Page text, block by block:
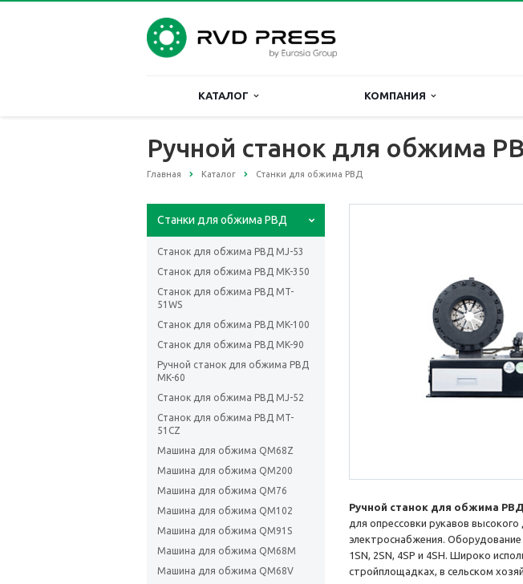
КАТАЛОГ КОМПАНИЯ
Ручной станок для обжима
Главная Каталог Станки для обжима РВД
Станки для обжима РВД
Cтанок для обжима РВД MJ-53
Станок для обжима РВД MK-350
Станок для обжима РВД MT-
51WS
Станок для обжима РВД MK-100
Станок для обжима РВД MK-90
Ручной станок для обжима РВД
MK-60
Станок для обжима РВД МJ-52
Станок для обжима РВД MT-
51CZ
Машина для обжима QM68Z
Машина для обжима QM200
Машина для обжима QM76
Машина для обжима QM102
Машина для обжима QM91S
Машина для обжима QM68M
Машина для обжима QM68V
Ручной станок для обжима РВД
для опрессовки рукавов высокого
электроснабжения.
1SN, 2SN, 4SP и 4SH. Широко
стройплощадках, в сельском